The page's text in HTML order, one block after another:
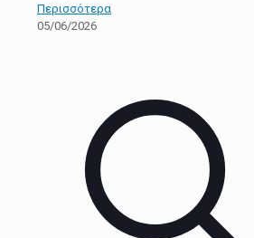
Περισσότερα
05/06/2026